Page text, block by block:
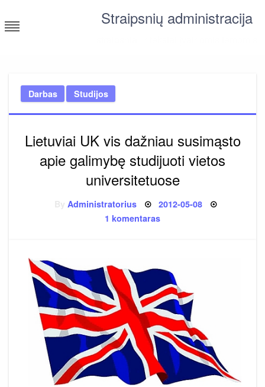
to
content
Straipsnių administracija
Darbas Studijos
Lietuviai UK vis dažniau susimąsto
apie galimybę studijuoti vietos
universitetuose
Administratorius Posted
2012-05-08
1 komentarasįraše
apie
galimybę
studijuoti
vietos
universitetuose